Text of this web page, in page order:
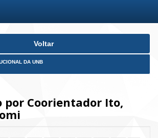
Voltar
DA UNB
por Coorientador Ito,